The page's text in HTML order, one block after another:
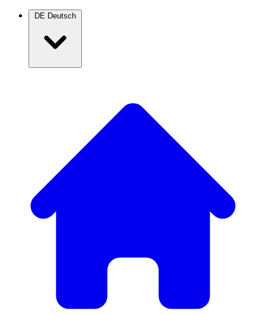
DE Deutsch